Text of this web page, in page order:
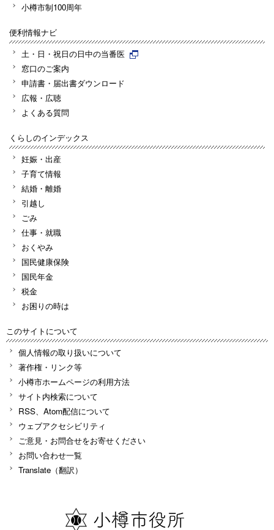
小樽市制100周年
便利情報ナビ
土・日・祝日の日中の当番医
窓口のご案内
申請書・届出書ダウンロード
広報・広聴
よくある質問
くらしのインデックス
妊娠・出産
子育て情報
結婚・離婚
引越し
ごみ
仕事・就職
おくやみ
国民健康保険
国民年金
税金
お困りの時は
このサイトについて
個人情報の取り扱いについて
著作権・リンク等
小樽市ホームページの利用方法
サイト内検索について
RSS、Atom配信について
ウェブアクセシビリティ
ご意見・お問合せをお寄せください
お問い合わせ一覧
Translate（翻訳）